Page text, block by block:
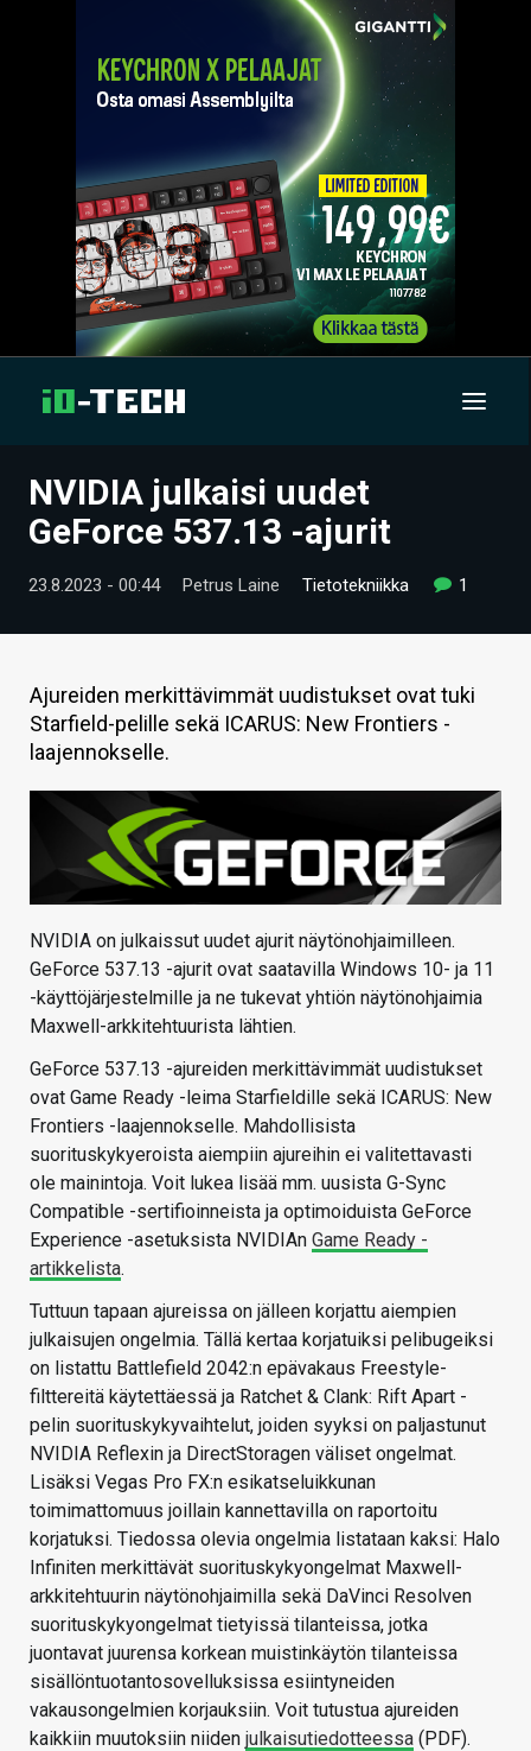
UUTISET
TIETOA
HINTA.FI
KAUPPA
VAIHDA TEEMA
HAKU
NVIDIA julkaisi uudet
GeForce 537.13 -ajurit
23.8.2023 - 00:44 Petrus Laine Tietotekniikka 1
Ajureiden merkittävimmät uudistukset ovat tuki
Starfield-pelille sekä ICARUS: New Frontiers -
laajennokselle.
NVIDIA on julkaissut uudet ajurit näytönohjaimilleen.
GeForce 537.13 -ajurit ovat saatavilla Windows 10- ja 11
-käyttöjärjestelmille ja ne tukevat yhtiön näytönohjaimia
Maxwell-arkkitehtuurista lähtien.
GeForce 537.13 -ajureiden merkittävimmät uudistukset
ovat Game Ready -leima Starfieldille sekä ICARUS: New
Frontiers -laajennokselle. Mahdollisista
suorituskykyeroista aiempiin ajureihin ei valitettavasti
ole mainintoja. Voit lukea lisää mm. uusista G-Sync
Compatible -sertifioinneista ja optimoiduista GeForce
Experience -asetuksista NVIDIAn Game Ready -
artikkelista.
Tuttuun tapaan ajureissa on jälleen korjattu aiempien
julkaisujen ongelmia. Tällä kertaa korjatuiksi pelibugeiksi
on listattu Battlefield 2042:n epävakaus Freestyle-
filttereitä käytettäessä ja Ratchet & Clank: Rift Apart -
pelin suorituskykyvaihtelut, joiden syyksi on paljastunut
NVIDIA Reflexin ja DirectStoragen väliset ongelmat.
Lisäksi Vegas Pro FX:n esikatseluikkunan
toimimattomuus joillain kannettavilla on raportoitu
korjatuksi. Tiedossa olevia ongelmia listataan kaksi: Halo
Infiniten merkittävät suorituskykyongelmat Maxwell-
arkkitehtuurin näytönohjaimilla sekä DaVinci Resolven
suorituskykyongelmat tietyissä tilanteissa, jotka
juontavat juurensa korkean muistinkäytön tilanteissa
sisällöntuotantosovelluksissa esiintyneiden
vakausongelmien korjauksiin. Voit tutustua ajureiden
kaikkiin muutoksiin niiden julkaisutiedotteessa (PDF).